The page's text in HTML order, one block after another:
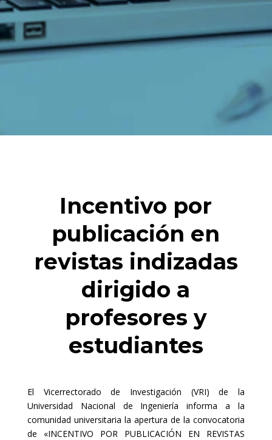
Incentivo por
publicación en
revistas indizadas
dirigido a
profesores y
estudiantes
El Vicerrectorado de Investigación (VRI) de la
Universidad Nacional de Ingeniería informa a la
comunidad universitaria la apertura de la convocatoria
de «INCENTIVO POR PUBLICACIÓN EN REVISTAS